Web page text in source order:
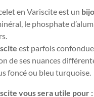
en Variscite est un
le phosphate
est parfois
de ses nuances
foncé ou bleu turquoise.
vous sera utile pour :